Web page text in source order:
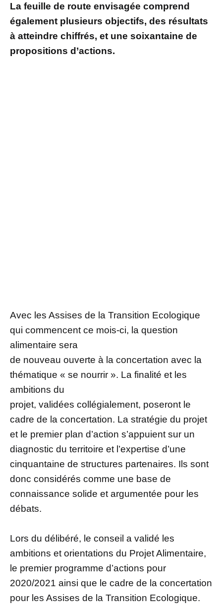
La feuille de route envisagée comprend
également plusieurs objectifs, des résultats
à atteindre chiffrés, et une soixantaine de
propositions d’actions.
Avec les Assises de la Transition Ecologique
qui commencent ce mois-ci, la question
alimentaire sera
de nouveau ouverte à la concertation avec la
thématique « se nourrir ». La finalité et les
ambitions du
projet, validées collégialement, poseront le
cadre de la concertation. La stratégie du projet
et le premier plan d’action s’appuient sur un
diagnostic du territoire et l’expertise d’une
cinquantaine de structures partenaires. Ils sont
donc considérés comme une base de
connaissance solide et argumentée pour les
débats.
Lors du délibéré, le conseil a validé les
ambitions et orientations du Projet Alimentaire,
le premier programme d’actions pour
2020/2021 ainsi que le cadre de la concertation
pour les Assises de la Transition Ecologique.